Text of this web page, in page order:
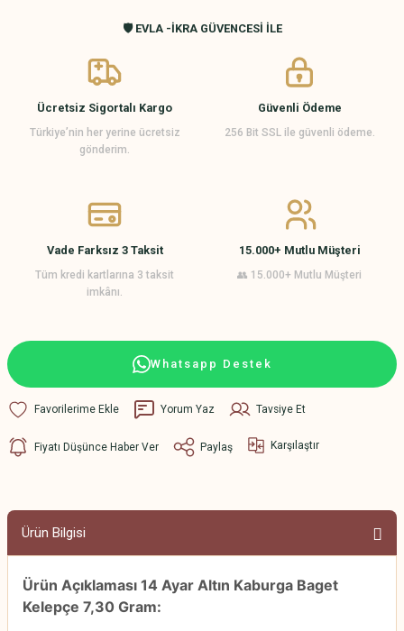
🛡️ EVLA -İKRA GÜVENCESİ İLE
Ücretsiz Sigortalı Kargo
Türkiye’nin her yerine ücretsiz
gönderim.
Güvenli Ödeme
256 Bit SSL ile güvenli ödeme.
Vade Farksız 3 Taksit
Tüm kredi kartlarına 3 taksit
imkânı.
15.000+ Mutlu Müşteri
👥 15.000+ Mutlu Müşteri
Whatsapp Destek
Yorum Yaz Tavsiye Et
Fiyatı Düşünce Haber Ver Paylaş Karşılaştır
Ürün Bilgisi
Ürün Açıklaması 14 Ayar Altın Kaburga Baget
Kelepçe 7,30 Gram: